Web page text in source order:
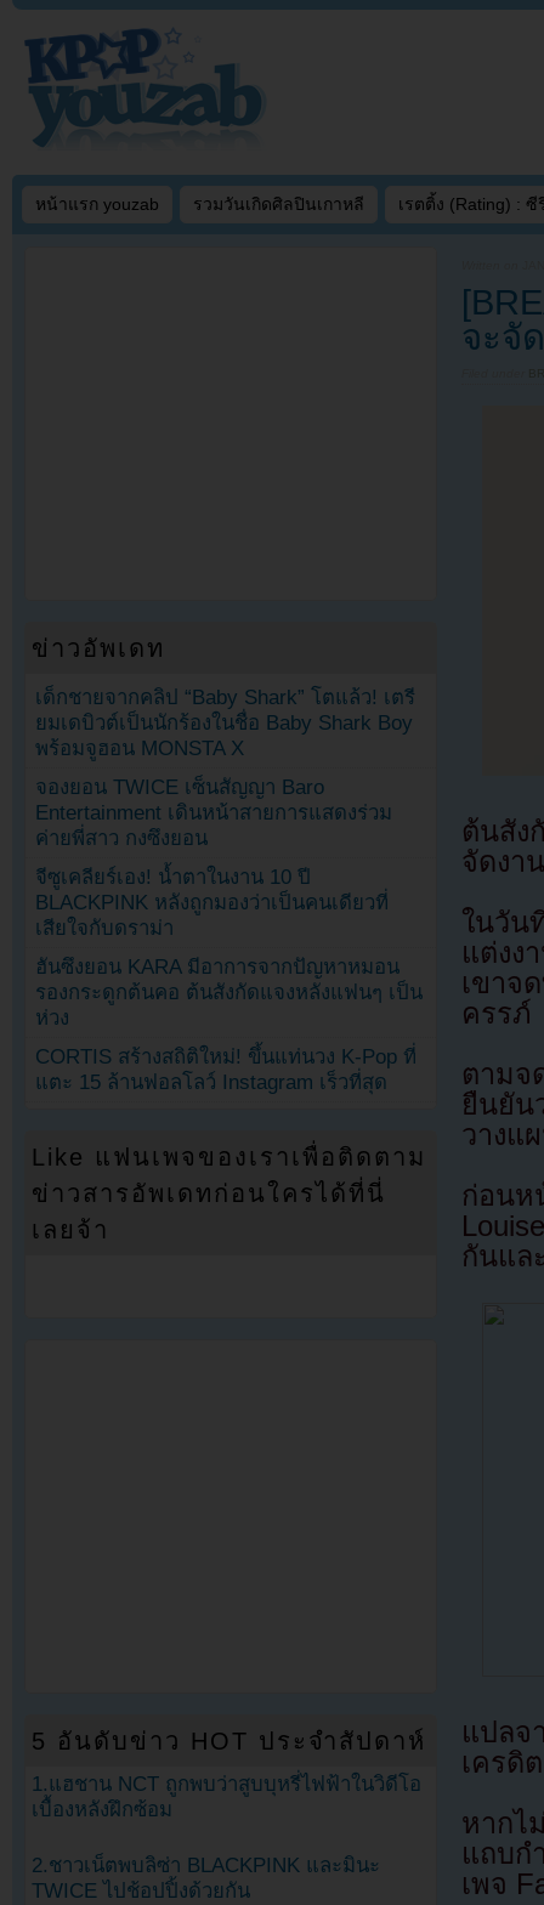
หน้าแรก youzab รวมวันเกิดศิลปินเกาหลี เรตติ้ง (Rating) : ซี
จะจั
ต้นสัง
จัดงา
ในวัน
แต่งง
เขาจ
ครรภ์
ตามจ
ยืนยัน
วางแ
ก่อน
กันแล
แปล
เครดิ
หากไ
แถบก
เพจ
ข่าวอัพเดท
เด็กชายจากคลิป “Baby Shark” โตแล้ว! เตรี
ยมเดบิวต์เป็นนักร้องในชื่อ Baby Shark Boy
พร้อมจูฮอน MONSTA X
จองยอน TWICE เซ็นสัญญา Baro
Entertainment เดินหน้าสายการแสดงร่วม
ค่ายพี่สาว กงซึงยอน
จีซูเคลียร์เอง! น้ำตาในงาน 10 ปี
BLACKPINK หลังถูกมองว่าเป็นคนเดียวที่
เสียใจกับดราม่า
ฮันซึงยอน KARA มีอาการจากปัญหาหมอน
รองกระดูกต้นคอ ต้นสังกัดแจงหลังแฟนๆ เป็น
ห่วง
CORTIS สร้างสถิติใหม่! ขึ้นแท่นวง K-Pop ที่
แตะ 15 ล้านฟอลโลว์ Instagram เร็วที่สุด
Like แฟนเพจของเราเพื่อติดตาม
ข่าวสารอัพเดทก่อนใครได้ที่นี่
เลยจ้า
5 อันดับข่าว HOT ประจำสัปดาห์
1.แฮชาน NCT ถูกพบว่าสูบบุหรี่ไฟฟ้าในวิดีโอ
เบื้องหลังฝึกซ้อม
2.ชาวเน็ตพบลิซ่า BLACKPINK และมินะ
TWICE ไปช้อปปิ้งด้วยกัน